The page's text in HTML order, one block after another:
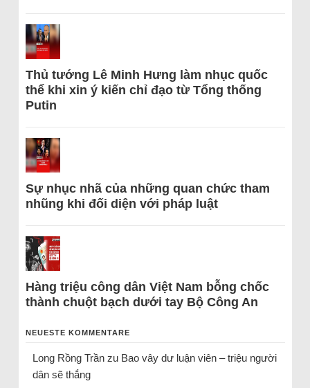
Thủ tướng Lê Minh Hưng làm nhục quốc
thể khi xin ý kiến chỉ đạo từ Tổng thống
Putin
Sự nhục nhã của những quan chức tham
nhũng khi đối diện với pháp luật
Hàng triệu công dân Việt Nam bỗng chốc
thành chuột bạch dưới tay Bộ Công An
NEUESTE KOMMENTARE
Long Rồng Trầnzu Bao vây dư luận viên – triệu người
dân sẽ thắng